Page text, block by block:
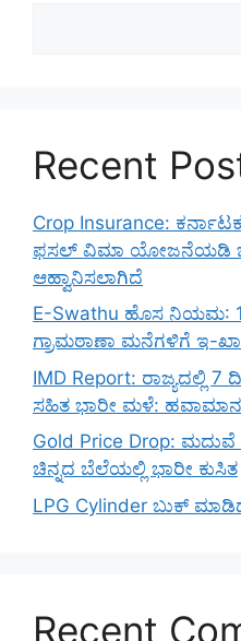
Recent
Crop Insurance: ಕರ್ನಾಟಕ
ಫಸಲ್ ವಿಮಾ ಯೋಜನೆಯಡಿ
ಆಹ್ವಾನಿಸಲಾಗಿದೆ
E-Swathu ಹೊಸ ನಿಯಮ: 15
ಗ್ರಾಮಠಾಣಾ ಮನೆಗಳಿಗೆ ಇ-
IMD Report: ರಾಜ್ಯದಲ್ಲಿ 7
ಸಹಿತ ಭಾರೀ ಮಳೆ:
Gold Price Drop:
ಚಿನ್ನದ ಬೆಲೆಯಲ್ಲಿ ಭಾರೀ ಕುಸಿತ
LPG Cylinder ಬುಕ್
Recent